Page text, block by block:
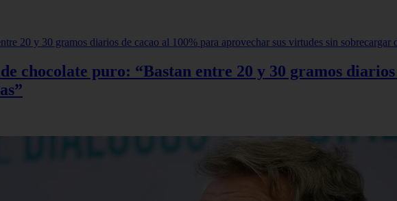
chocolate puro: “Bastan entre 20 y 30 gramos